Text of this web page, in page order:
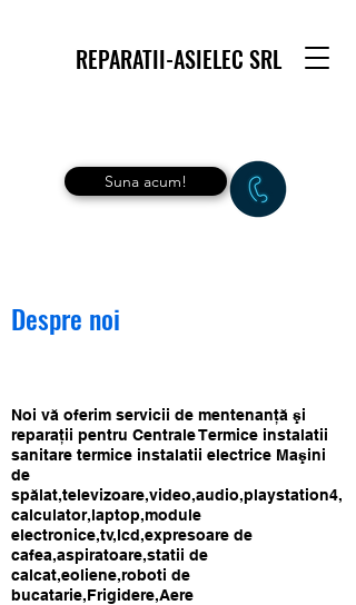
REPARATII-ASIELEC SRL
Suna acum!
Despre noi
Noi vă oferim servicii de mentenanţă şi
reparaţii pentru Centrale Termice instalatii
sanitare termice instalatii electrice Maşini
de
spălat,televizoare,video,audio,playstation4,
calculator,laptop,module
electronice,tv,lcd,expresoare de
cafea,aspiratoare,statii de
calcat,eoliene,roboti de
bucatarie,Frigidere,Aere